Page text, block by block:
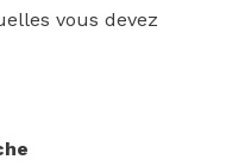
vous devez